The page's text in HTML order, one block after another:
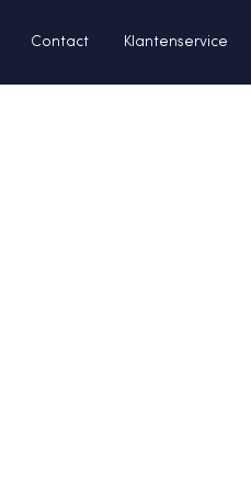
Contact Klantenservice